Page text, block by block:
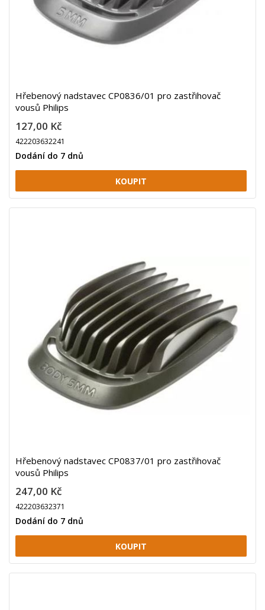
Hřebenový nadstavec CP0836/01 pro zastřihovač
vousů Philips
127,00 Kč
422203632241
Dodání do 7 dnů
Hřebenový nadstavec CP0837/01 pro zastřihovač
vousů Philips
247,00 Kč
422203632371
Dodání do 7 dnů